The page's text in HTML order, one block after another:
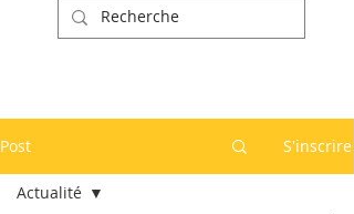
Post S'inscrire
Actualité